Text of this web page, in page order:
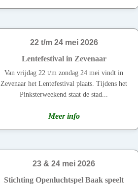
22 t/m 24 mei 2026
Lentefestival in Zevenaar
Van vrijdag 22 t/m zondag 24 mei vindt in
Zevenaar het Lentefestival plaats. Tijdens het
Pinksterweekend staat de stad...
Meer info
23 & 24 mei 2026
Stichting Openluchtspel Baak speelt